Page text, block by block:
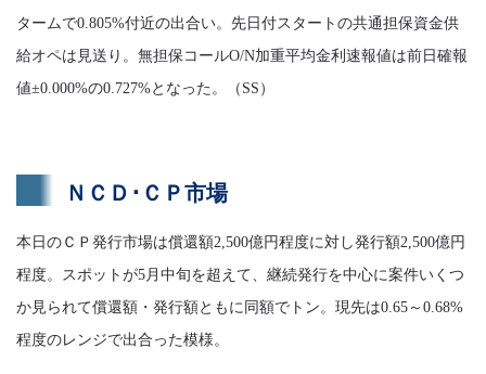
タームで0.805%付近の出合い。先日付スタートの共通担保資金供
給オペは見送り。無担保コールO/N加重平均金利速報値は前日確報
値±0.000%の0.727%となった。（SS）
ＮＣＤ･ＣＰ市場
本日のＣＰ発行市場は償還額2,500億円程度に対し発行額2,500億円
程度。スポットが5月中旬を超えて、継続発行を中心に案件いくつ
か見られて償還額・発行額ともに同額でトン。現先は0.65～0.68%
程度のレンジで出合った模様。